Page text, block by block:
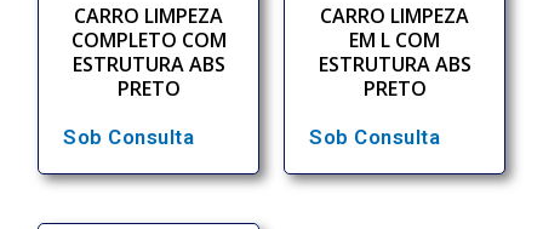
CARRO LIMPEZA
COMPLETO COM
ESTRUTURA ABS
PRETO
Sob Consulta
CARRO LIMPEZA
EM L COM
ESTRUTURA ABS
PRETO
Sob Consulta